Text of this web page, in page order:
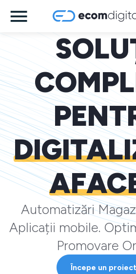
Automatizări
Aplicații mobile.
Promovare
Începe un proiect